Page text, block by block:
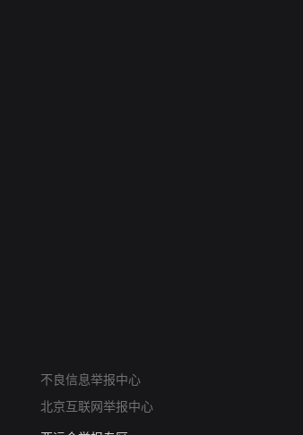
不良信息举报中心
北京互联网举报中心
算法推荐专项举报